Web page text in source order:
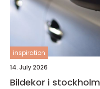
inspiration
14. July 2026
Bildekor i stockholm synlig marknadsföring